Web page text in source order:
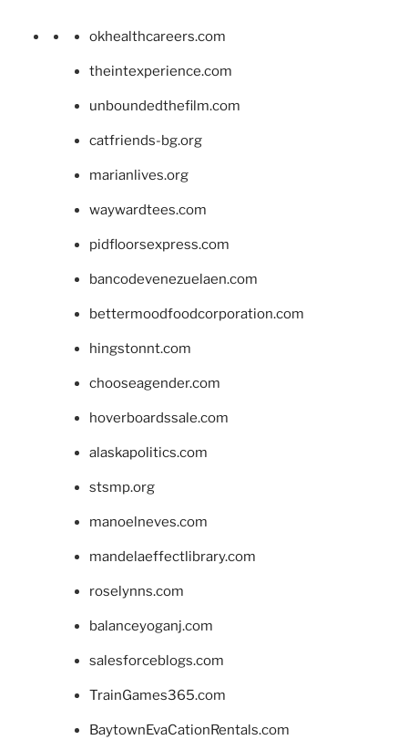
okhealthcareers.com
theintexperience.com
unboundedthefilm.com
catfriends-bg.org
marianlives.org
waywardtees.com
pidfloorsexpress.com
bancodevenezuelaen.com
bettermoodfoodcorporation.com
hingstonnt.com
chooseagender.com
hoverboardssale.com
alaskapolitics.com
stsmp.org
manoelneves.com
mandelaeffectlibrary.com
roselynns.com
balanceyoganj.com
salesforceblogs.com
TrainGames365.com
BaytownEvaCationRentals.com